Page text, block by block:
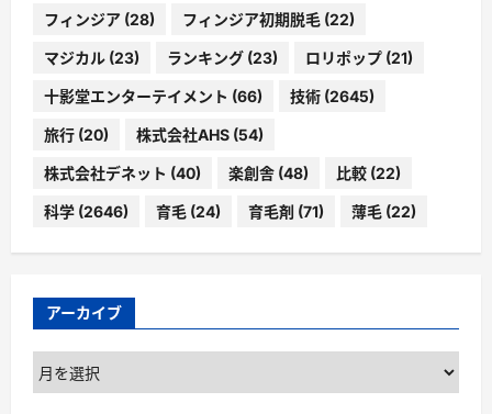
フィンジア (28) フィンジア初期脱毛 (22)
マジカル (23) ランキング (23) ロリポップ (21)
十影堂エンターテイメント (66) 技術 (2645)
旅行 (20) 株式会社AHS (54)
株式会社デネット (40) 楽創舎 (48) 比較 (22)
科学 (2646) 育毛 (24) 育毛剤 (71) 薄毛 (22)
アーカイブ
ア
ー